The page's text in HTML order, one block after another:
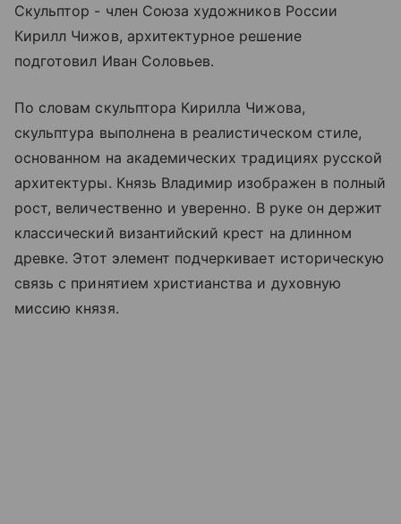
Скульптор - член Союза художников России
Кирилл Чижов, архитектурное решение
подготовил Иван Соловьев.
По словам скульптора Кирилла Чижова,
скульптура выполнена в реалистическом стиле,
основанном на академических традициях русской
архитектуры. Князь Владимир изображен в полный
рост, величественно и уверенно. В руке он держит
классический византийский крест на длинном
древке. Этот элемент подчеркивает историческую
связь с принятием христианства и духовную
миссию князя.